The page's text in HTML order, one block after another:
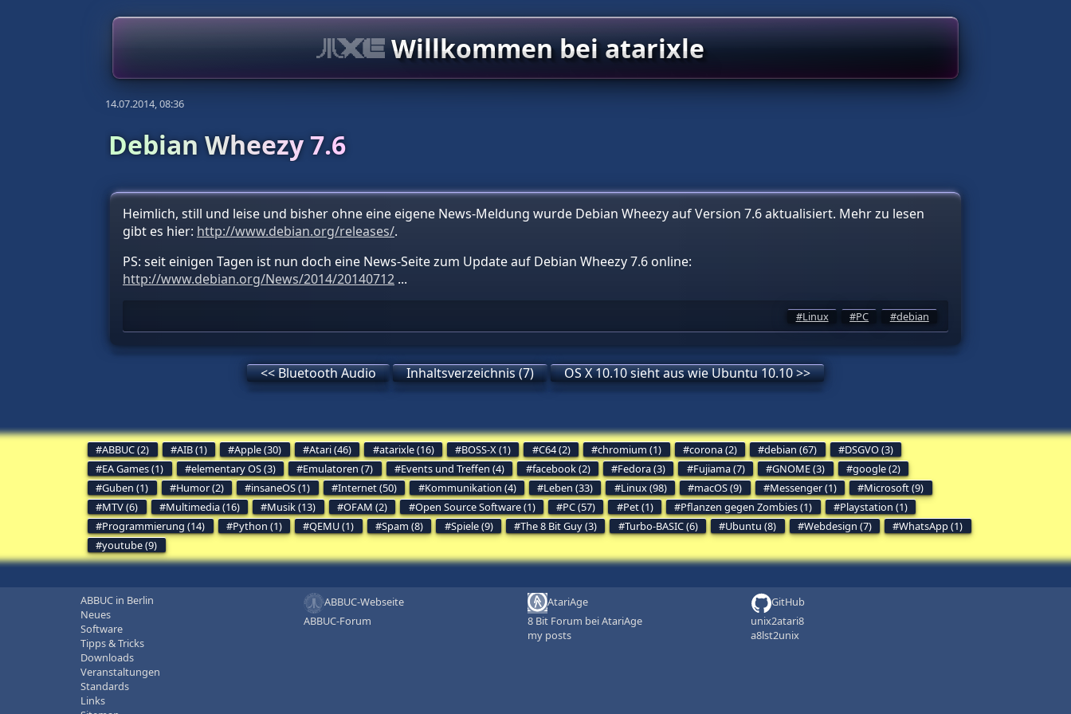
Willkommen bei atarixle
14.07.2014, 08:36
Debian Wheezy 7.6
Heimlich, still und leise und bisher ohne eine eigene News-Meldung wurde Debian Wheezy auf Version 7.6 aktualisiert. Mehr zu lesen
gibt es hier: http://www.debian.org/releases/.
PS: seit einigen Tagen ist nun doch eine News-Seite zum Update auf Debian Wheezy 7.6 online:
http://www.debian.org/News/2014/20140712 ...
Linux PC debian
<< Bluetooth Audio Inhaltsverzeichnis (7) OS X 10.10 sieht aus wie Ubuntu 10.10 >>
ABBUC (2) AIB (1) Apple (30) Atari (46) atarixle (16) BOSS-X (1) C64 (2) chromium (1) corona (2) debian (67)
DSGVO (3)
EA Games (1)
elementary OS (3) Emulatoren (7) Events und Treffen (4) facebook (2) Fedora (3) Fujiama (7) GNOME (3)
google (2)
Guben (1)
Humor (2) insaneOS (1) Internet (50) Kommunikation (4) Leben (33) Linux (98) macOS (9) Messenger (1)
Microsoft (9)
MTV (6)
Multimedia (16) Musik (13) OFAM (2) Open Source Software (1) PC (57) Pet (1) Pflanzen gegen Zombies (1)
Playstation (1)
Programmierung (14)
Python (1) QEMU (1) Spam (8) Spiele (9) The 8 Bit Guy (3) Turbo-BASIC (6) Ubuntu (8) Webdesign (7)
WhatsApp (1)
youtube (9)
ABBUC in Berlin
Neues
Software
Tipps & Tricks
Downloads
Veranstaltungen
Standards
Links
ABBUC-Webseite
ABBUC-Forum
AtariAge
8 Bit Forum bei AtariAge
my posts
GitHub
unix2atari8
a8lst2unix